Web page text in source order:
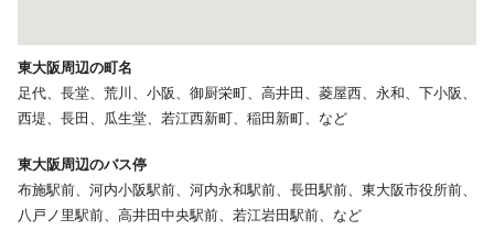
東大阪周辺の町名
足代、長堂、荒川、小阪、御厨栄町、高井田、菱屋西、永和、下小阪、
西堤、長田、瓜生堂、若江西新町、稲田新町、など
東大阪周辺のバス停
布施駅前、河内小阪駅前、河内永和駅前、長田駅前、東大阪市役所前、
八戸ノ里駅前、高井田中央駅前、若江岩田駅前、など